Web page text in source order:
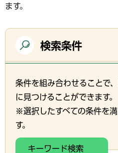
ます。
検索条件
条件を組み合わせることで
に見つけることができます。
※選択したすべての条件を
す。
キーワード検索